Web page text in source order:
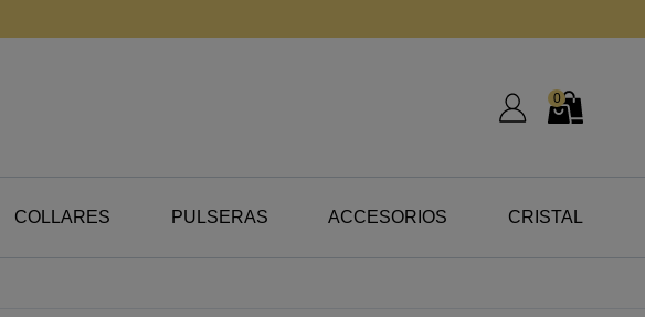
Mi CuentaMi Cesta
0
COLLARES PULSERAS ACCESORIOS CRISTAL